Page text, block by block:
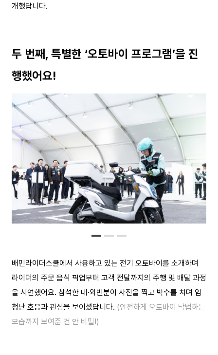
개했답니다.
두 번째, 특별한 ‘오토바이 프로그램’을 진
행했어요!
배민라이더스쿨에서 사용하고 있는 전기 오토바이를 소개하며
라이더의 주문 음식 픽업부터 고객 전달까지의 주행 및 배달 과정
을 시연했어요. 참석한 내·외빈분이 사진을 찍고 박수를 치며 엄
청난 호응과 관심을 보이셨답니다. (안전하게 오토바이 낙법하는
모습까지 보여준 건 안 비밀!)